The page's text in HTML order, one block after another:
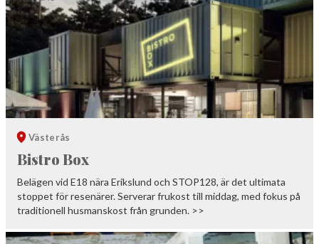
Västerås
Bistro Box
Belägen vid E18 nära Erikslund och STOP128, är det ultimata
stoppet för resenärer. Serverar frukost till middag, med fokus på
traditionell husmanskost från grunden. >>